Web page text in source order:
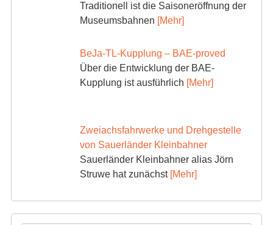
Traditionell ist die Saisoneröffnung der
Museumsbahnen [Mehr]
BeJa-TL-Kupplung – BAE-proved
Über die Entwicklung der BAE-
Kupplung ist ausführlich [Mehr]
Zweiachsfahrwerke und Drehgestelle
von Sauerländer Kleinbahner
Sauerländer Kleinbahner alias Jörn
Struwe hat zunächst [Mehr]